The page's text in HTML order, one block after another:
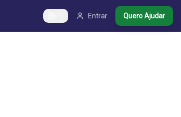
Entrar Quero Ajudar